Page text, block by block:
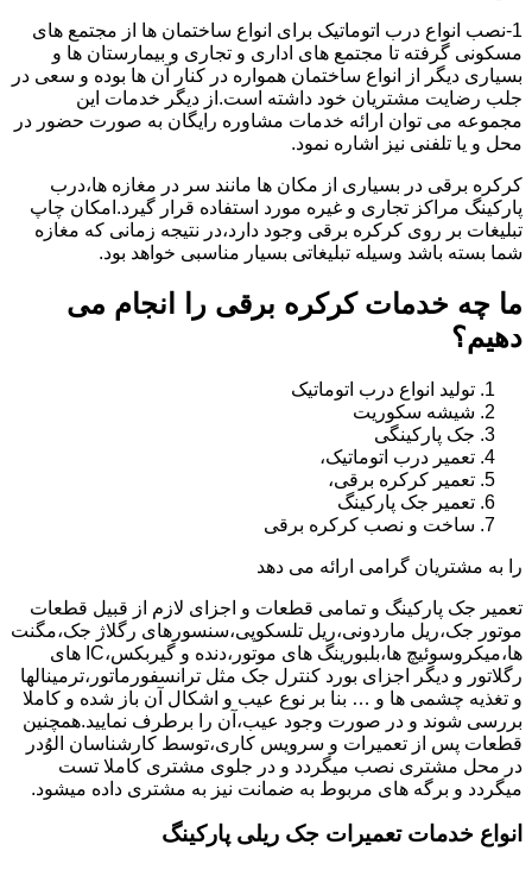
1-نصب انواع درب اتوماتیک برای انواع ساختمان ها از مجتمع های
مسکونی گرفته تا مجتمع های اداری و تجاری و بیمارستان ها و
بسیاری دیگر از انواع ساختمان همواره در کنار آن ها بوده و سعی در
جلب رضایت مشتریان خود داشته است.از دیگر خدمات این
مجموعه می توان ارائه خدمات مشاوره رایگان به صورت حضور در
محل و یا تلفنی نیز اشاره نمود.
کرکره برقی در بسیاری از مکان ها مانند سر در مغازه ها،درب
پارکینگ مراکز تجاری و غیره مورد استفاده قرار گیرد.امکان چاپ
تبلیغات بر روی کرکره برقی وجود دارد،در نتیجه زمانی که مغازه
شما بسته باشد وسیله تبلیغاتی بسیار مناسبی خواهد بود.
ما چه خدمات کرکره برقی را انجام می
دهیم؟
تولید انواع درب اتوماتیک
شیشه سکوریت
جک پارکینگی
تعمیر درب اتوماتیک،
تعمیر کرکره برقی،
تعمیر جک پارکینگ
ساخت و نصب کرکره برقی
را به مشتریان گرامی ارائه می دهد
تعمیر جک پارکینگ و تمامی قطعات و اجزای لازم از قبیل قطعات
موتور جک،ریل ماردونی،ریل تلسکوپی،سنسورهای رگلاژ جک،مگنت
ها،میکروسوئیچ ها،بلبورینگ های موتور،دنده و گیربکس،IC های
رگلاتور و دیگر اجزای بورد کنترل جک مثل ترانسفورماتور،ترمینالها
و تغذیه چشمی ها و … بنا بر نوع عیب و اشکال آن باز شده و کاملا
بررسی شوند و در صورت وجود عیب،آن را برطرف نمایید.همچنین
قطعات پس از تعمیرات و سرویس کاری،توسط کارشناسان الوُدر
در محل مشتری نصب میگردد و در جلوی مشتری کاملا تست
میگردد و برگه های مربوط به ضمانت نیز به مشتری داده میشود.
انواع خدمات تعمیرات جک ریلی پارکینگ